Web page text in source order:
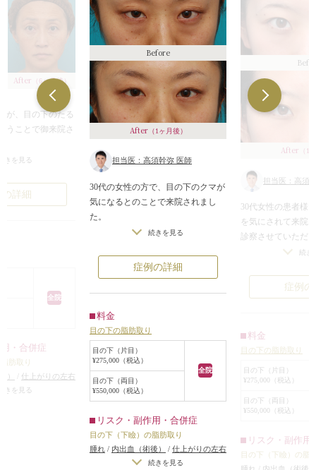
After （6ヶ月後）
が、目の下のたる
うことで御来院さ
方に出てきて膨ら
んでおり、いわゆ
ばを切って脂肪
ります。
、なるべく外側に
とのご要望があり
法を提案いたし
きを見る
詳細
全院
・合併症
肪取り
）
仕上がりの左右
する場合）
きを見る
Before
After（1ヶ月後）
担当医：高須幹弥 医師
30代の女性の方で、目の下のクマが
気になるとのことで来院されまし
た。
この方は、目の下に脂肪の膨らみが
がクマを強調していました。
皮膚のたるみはほとんどなく、膨ら
みだけなので、皮膚は切除せず、下
しました。
手術は局所麻酔をして、下まぶたの
裏側にレーザーで小さな穴を開け、
脂肪を抜くだけなので、15分程度で
終わります。
術後は脂肪の膨らみはなくなり、ク
いただけると思います。
目の下のクマには色々な原因があ
り、脂肪の膨らみが原因の場合は、
続きを見る
症例の詳細
料金
目の下の脂肪取り
目の下（片目）
¥275,000（税込）
全院
目の下（両目）
¥550,000（税込）
リスク・副作用・合併症
目の下（下瞼）の脂肪取り
腫れ / 内出血（術後） / 仕上がりの左右
差（片目ずつ手術をする場合）
続きを見る
After （1
担当医：高須
30代女性の患者様
を気にされて来院
診察させていただ
下の脂肪が膨らん
が目立っていまし
目の下の脂肪を除
は、まず脂肪を除
さまってからヒア
るのが良いので、
ることになりまし
手術は局所麻酔下
にCO2レーザーで
た。
術後は脂肪の膨ら
続き
症例
料金
目の下の脂肪取り
目の下（片目）
¥275,000（税込）
目の下（両目）
¥550,000（税込）
リスク・副作用
目の下（下瞼）の脂